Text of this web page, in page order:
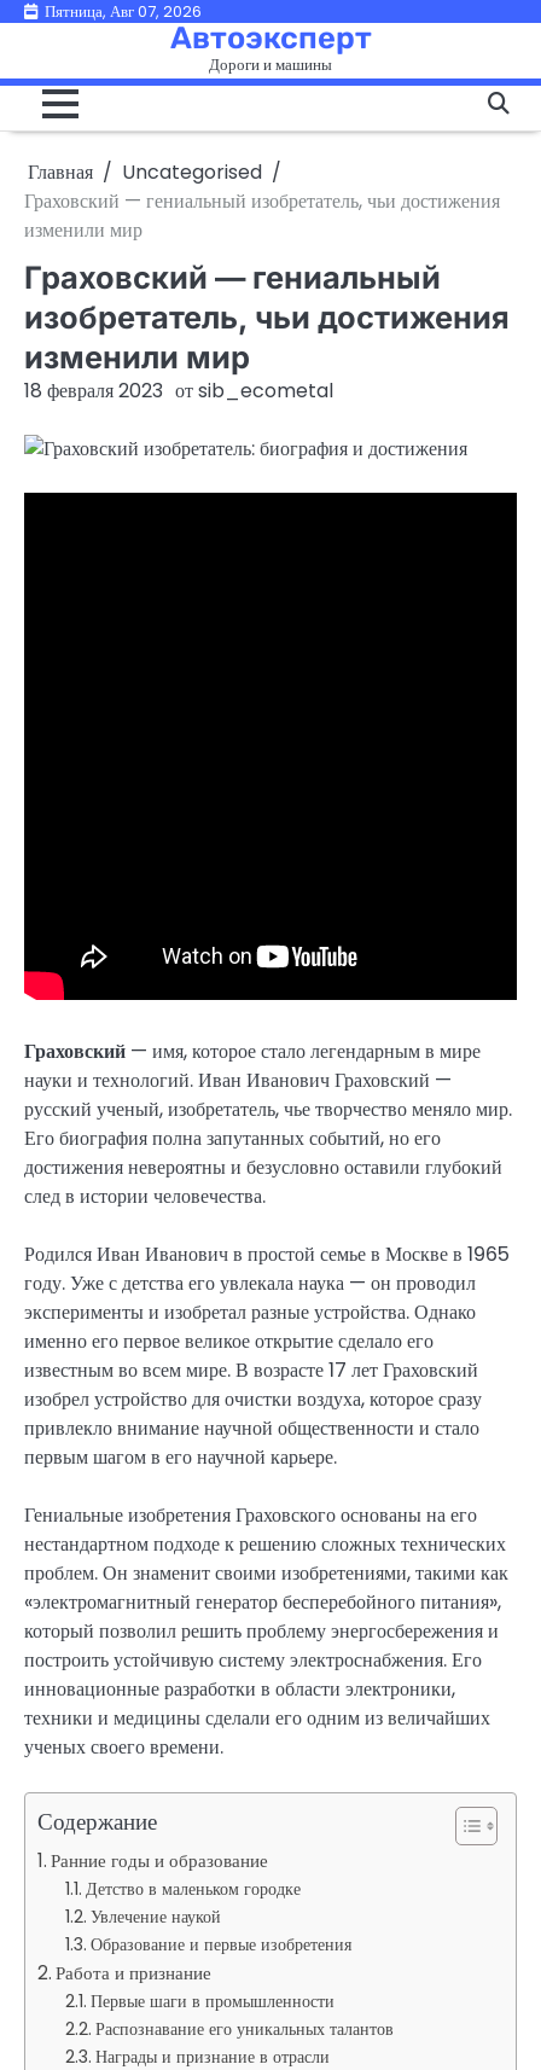
ПерейтиПятница, Авг 07, 2026
Автоэксперт
Дороги и машины
Главная
Uncategorised
Граховский — гениальный изобретатель, чьи достижения
изменили мир
Граховский — гениальный
изобретатель, чьи достижения
изменили мир
18 февраля 2023 отsib_ecometal
Граховский — имя, которое стало легендарным в мире
науки и технологий. Иван Иванович Граховский —
русский ученый, изобретатель, чье творчество меняло мир.
Его биография полна запутанных событий, но его
достижения невероятны и безусловно оставили глубокий
след в истории человечества.
Родился Иван Иванович в простой семье в Москве в 1965
году. Уже с детства его увлекала наука — он проводил
эксперименты и изобретал разные устройства. Однако
именно его первое великое открытие сделало его
известным во всем мире. В возрасте 17 лет Граховский
изобрел устройство для очистки воздуха, которое сразу
привлекло внимание научной общественности и стало
первым шагом в его научной карьере.
Гениальные изобретения Граховского основаны на его
нестандартном подходе к решению сложных технических
проблем. Он знаменит своими изобретениями, такими как
«электромагнитный генератор бесперебойного питания»,
который позволил решить проблему энергосбережения и
построить устойчивую систему электроснабжения. Его
инновационные разработки в области электроники,
техники и медицины сделали его одним из величайших
ученых своего времени.
Содержание
Ранние годы и образование
Детство в маленьком городке
Увлечение наукой
Образование и первые изобретения
Работа и признание
Первые шаги в промышленности
Распознавание его уникальных талантов
Награды и признание в отрасли